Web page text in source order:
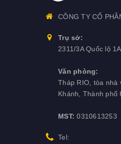
CÔNG TY CỔ
Trụ sở:
2311/3A Quốc lộ
Văn phòng:
Tháp RIO, tòa nhà
Khánh, Thành phố
MST: 0310613253
Tel: